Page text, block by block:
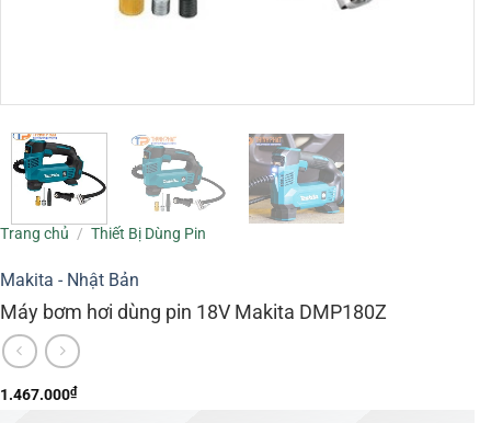
Trang chủ / Thiết Bị Dùng Pin
Makita - Nhật Bản
Máy bơm hơi dùng pin 18V Makita DMP180Z
1.467.000₫